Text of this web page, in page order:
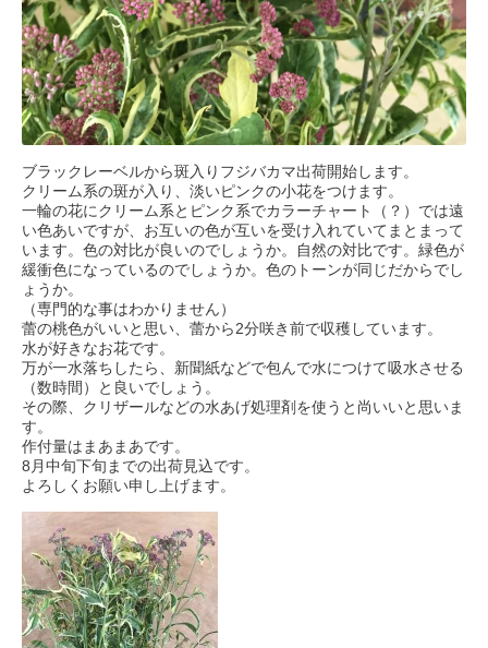
ブラックレーベルから斑入りフジバカマ出荷開始します。
クリーム系の斑が入り、淡いピンクの小花をつけます。
一輪の花にクリーム系とピンク系でカラーチャート（？）では遠
い色あいですが、お互いの色が互いを受け入れていてまとまって
います。色の対比が良いのでしょうか。自然の対比です。緑色が
緩衝色になっているのでしょうか。色のトーンが同じだからでし
ょうか。
（専門的な事はわかりません）
蕾の桃色がいいと思い、蕾から2分咲き前で収穫しています。
水が好きなお花です。
万が一水落ちしたら、新聞紙などで包んで水につけて吸水させる
（数時間）と良いでしょう。
その際、クリザールなどの水あげ処理剤を使うと尚いいと思いま
す。
作付量はまあまあです。
8月中旬下旬までの出荷見込です。
よろしくお願い申し上げます。